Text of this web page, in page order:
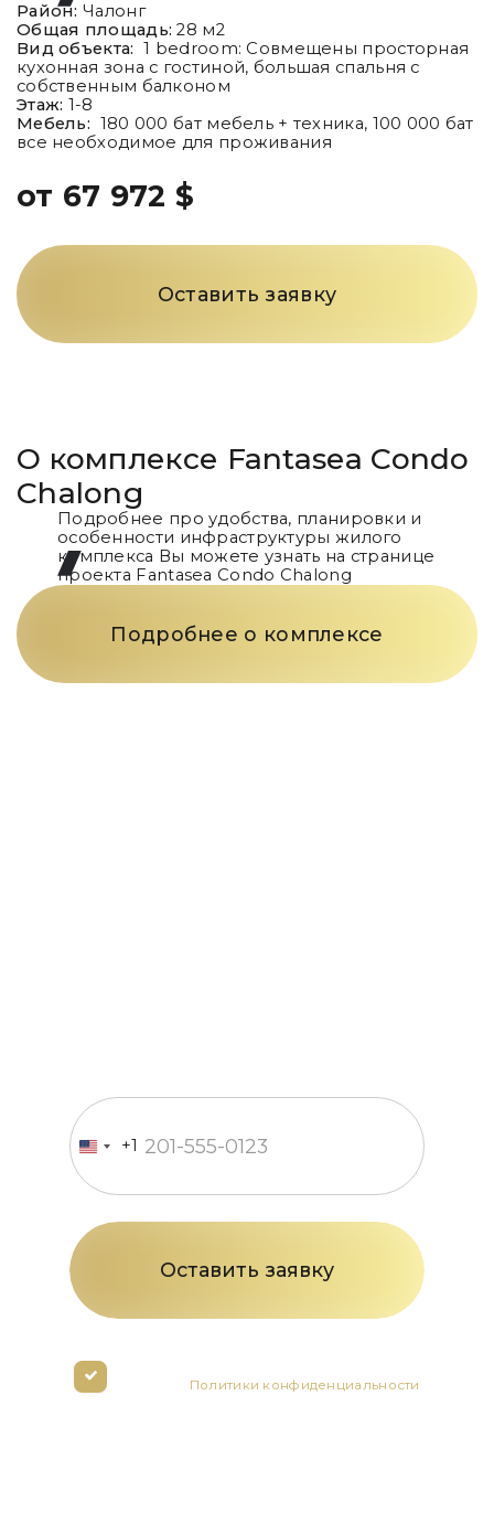
Район:Чалонг
Общая площадь:28 м2
Вид объекта:1 bedroom: Совмещены просторная
кухонная зона с гостиной, большая спальня с
собственным балконом
Этаж: 1-8
Мебель: 180 000 бат мебель + техника, 100 000 бат
все необходимое для проживания
от 67 972 $
Оставить заявку
О комплексе Fantasea Condo
Chalong
Подробнее про удобства, планировки и
особенности инфраструктуры жилого
комплекса Вы можете узнать на странице
проекта Fantasea Condo Chalong
Подробнее о комплексе
United
+1
+1
Нажимая кнопку вы соглашаетесь с
условиями Политики конфиденциальности